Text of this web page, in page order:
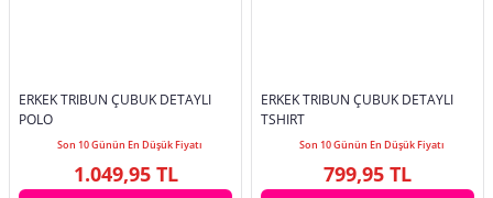
ERKEK TRIBUN ÇUBUK DETAYLI
POLO
Son 10 Günün En Düşük Fiyatı
1.049,95 TL
ERKEK TRIBUN ÇUBUK DETAYLI
TSHIRT
Son 10 Günün En Düşük Fiyatı
799,95 TL